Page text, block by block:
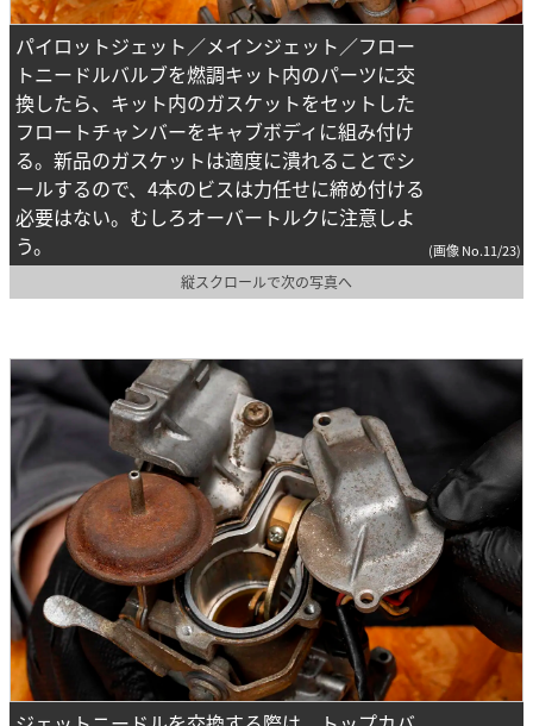
パイロットジェット／メインジェット／フロー
トニードルバルブを燃調キット内のパーツに交
換したら、キット内のガスケットをセットした
フロートチャンバーをキャブボディに組み付け
る。新品のガスケットは適度に潰れることでシ
ールするので、4本のビスは力任せに締め付ける
必要はない。むしろオーバートルクに注意しよ
う。
(画像 No.11/23)
縦スクロールで次の写真へ